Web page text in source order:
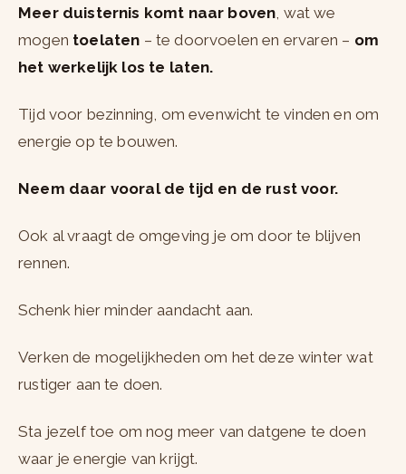
Meer duisternis komt naar boven, wat we
mogen toelaten – te doorvoelen en ervaren – om
het werkelijk los te laten.
Tijd voor bezinning, om evenwicht te vinden en om
energie op te bouwen.
Neem daar vooral de tijd en de rust voor.
Ook al vraagt de omgeving je om door te blijven
rennen.
Schenk hier minder aandacht aan.
Verken de mogelijkheden om het deze winter wat
rustiger aan te doen.
Sta jezelf toe om nog meer van datgene te doen
waar je energie van krijgt.